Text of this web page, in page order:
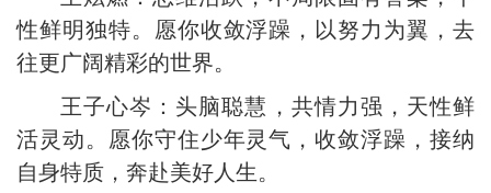
性鲜明独特。愿你收敛浮躁，以努力为翼，去
往更广阔精彩的世界。
王子心岑：头脑聪慧，共情力强，天性鲜
活灵动。愿你守住少年灵气，收敛浮躁，接纳
自身特质，奔赴美好人生。